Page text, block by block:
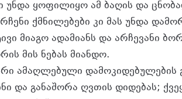
უნდა ყოფილიყო ამ ბაღის და
ქმნილებები კი მას უნდა
მიაგო ადამიანს და არჩევანი
მის ნებას მიანდო.
ამაღლებული დამოკიდებულების
და განაშორა ღვთის დიდებას;